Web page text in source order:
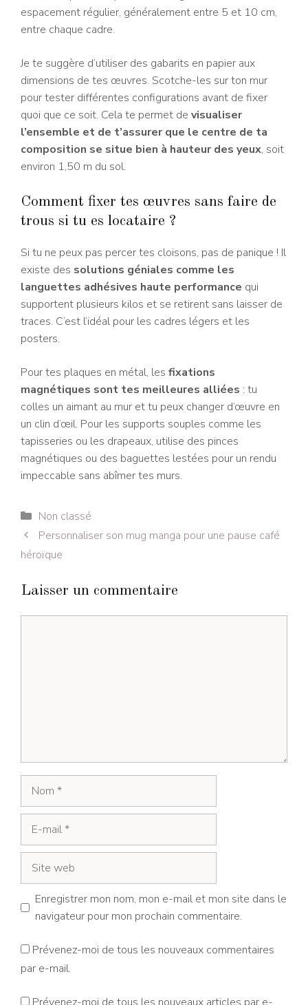
espacement régulier, généralement entre 5 et 10 cm,
entre chaque cadre.
Je te suggère d’utiliser des gabarits en papier aux
dimensions de tes œuvres. Scotche-les sur ton mur
pour tester différentes configurations avant de fixer
quoi que ce soit. Cela te permet de visualiser
l’ensemble et de t’assurer que le centre de ta
composition se situe bien à hauteur des yeux, soit
environ 1,50 m du sol.
Comment fixer tes œuvres sans faire de
trous si tu es locataire ?
Si tu ne peux pas percer tes cloisons, pas de panique ! Il
existe des solutions géniales comme les
languettes adhésives haute performance qui
supportent plusieurs kilos et se retirent sans laisser de
traces. C’est l’idéal pour les cadres légers et les
posters.
Pour tes plaques en métal, les fixations
magnétiques sont tes meilleures alliées : tu
colles un aimant au mur et tu peux changer d’œuvre en
un clin d’œil. Pour les supports souples comme les
tapisseries ou les drapeaux, utilise des pinces
magnétiques ou des baguettes lestées pour un rendu
impeccable sans abîmer tes murs.
Catégories
Non classé
Personnaliser son mug manga pour une pause café
héroïque
Laisser un commentaire
Enregistrer mon nom, mon e-mail et mon site dans le
navigateur pour mon prochain commentaire.
Prévenez-moi de tous les nouveaux commentaires
par e-mail.